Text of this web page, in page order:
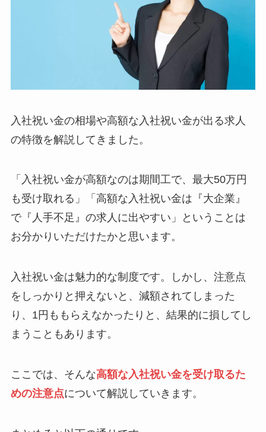
入社祝い金の相場や高額な入社祝い金が出る求人
の特徴を解説してきました。
「入社祝い金が高額なのは期間工で、最大50万円
も受け取れる」「高額な入社祝い金は『大企業』
で『人手不足』の求人に出やすい」ということは
お分かりいただけたかと思います。
入社祝い金は魅力的な制度です。しかし、注意点
をしっかりと押えないと、減額されてしまった
り、1円ももらえなかったりと、結果的に損してし
まうこともあります。
ここでは、そんな高額な入社祝い金を受け取るた
めの注意点について解説していきます。